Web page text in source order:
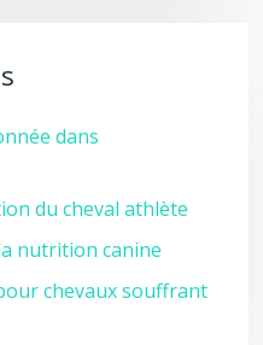
dans
du cheval athlète
nutrition canine
chevaux souffrant